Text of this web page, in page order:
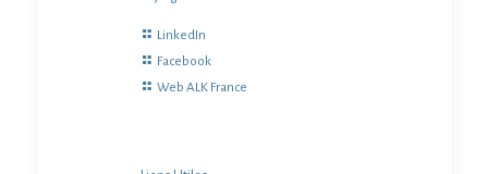
LinkedIn
Facebook
Web ALK France